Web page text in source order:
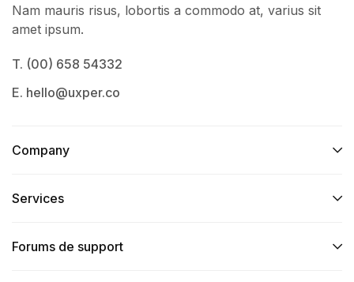
Nam mauris risus, lobortis a commodo at, varius sit
amet ipsum.
T. (00) 658 54332
E. hello@uxper.co
Company
Services​
Forums de support